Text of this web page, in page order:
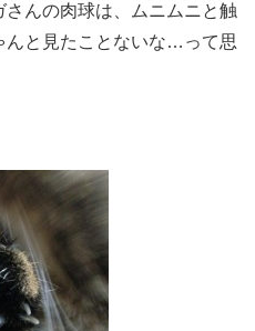
んの肉球は、ムニムニと触
んと見たことないな…って思